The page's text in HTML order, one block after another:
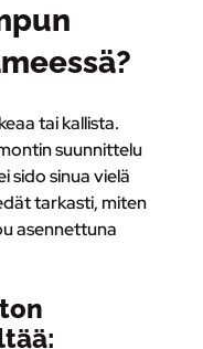
tai kallista.
suunnittelu
sido sinua vielä
tarkasti, miten
asennettuna